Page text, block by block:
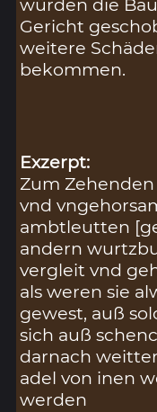
Gericht
weitere
bekommen.
Exzerpt:
Zum Zehenden
vnd
ambtleutten
andern
vergleit vnd
als weren sie
gewest, auß
sich auß
darnach
adel von inen
werden